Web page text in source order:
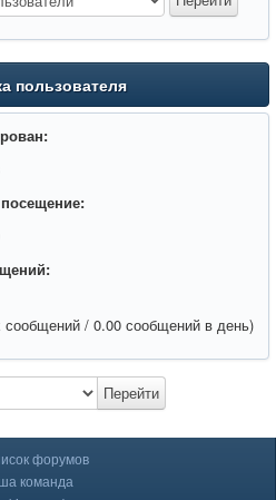
пользователя
сообщений / 0.00 сообщений в день)
Перейти
форумов
команда